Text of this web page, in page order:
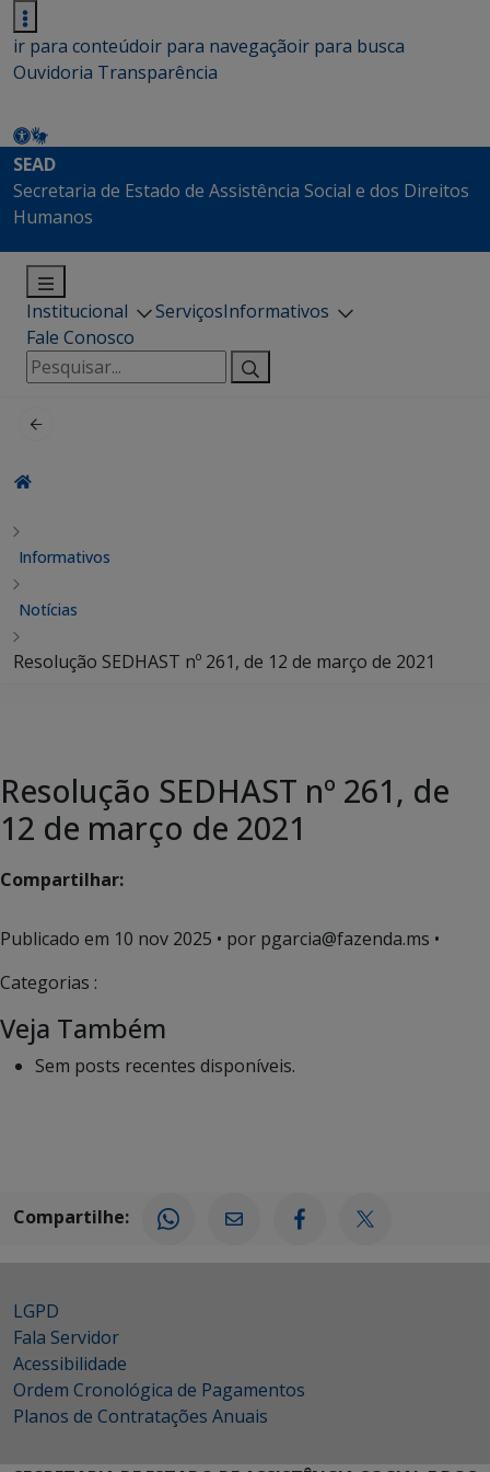
ir para conteúdoir para navegaçãoir para busca
Ouvidoria Transparência
SEAD
Secretaria de Estado de Assistência Social e dos Direitos
Humanos
Institucional ServiçosInformativos
Fale Conosco
Pesquisar
por:
Informativos
Notícias
Resolução SEDHAST nº 261, de 12 de março de 2021
Resolução SEDHAST nº 261, de
12 de março de 2021
Compartilhar:
Publicado em 10 nov 2025 • por pgarcia@fazenda.ms •
Categorias :
Veja Também
Sem posts recentes disponíveis.
Compartilhe:
LGPD
Fala Servidor
Acessibilidade
Ordem Cronológica de Pagamentos
Planos de Contratações Anuais